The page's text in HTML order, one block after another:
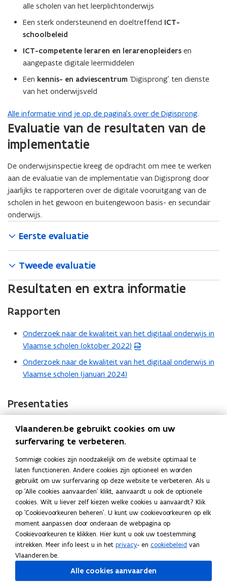
alle scholen van het leerplichtonderwijs
Een sterk ondersteunend en doeltreffend ICT-
schoolbeleid
ICT-competente leraren en lerarenopleiders en
aangepaste digitale leermiddelen
Een kennis- en adviescentrum ‘Digisprong’ ten dienste
van het onderwijsveld
Alle informatie vind je op de pagina’s over de Digisprong.
Evaluatie van de resultaten van de
implementatie
De onderwijsinspectie kreeg de opdracht om mee te werken
aan de evaluatie van de implementatie van Digisprong door
jaarlijks te rapporteren over de digitale vooruitgang van de
scholen in het gewoon en buitengewoon basis- en secundair
onderwijs.
Eerste evaluatie
Tweede evaluatie
Resultaten en extra informatie
Rapporten
Onderzoek naar de kwaliteit van het digitaal onderwijs in
Vlaamse scholen (oktober 2022)
(
P
D
F
s
a
n
d
o
p
e
n
n
n
Onderzoek naar de kwaliteit van het digitaal onderwijs in
Vlaamse scholen (januari 2024)
Presentaties
Presentatie rapport digitaal onderwijs (oktober 2022)
(
P
F
b
e
s
t
a
n
d
o
Beleidssamenvatting rapport digitaal onderwijs (oktober
2022)
(
D
F
b
e
s
t
n
Persberichten
Eerste VOI.CE-bevraging geeft brede inkijk in digitaal
onderwijs in Vlaanderen (oktober 2022)
(
D
F
b
s
Van inhaalbeweging naar duurzame verankering: scholen
boeken opnieuw vooruitgang op digitaal gebied, al blijven
er ook uitdagingen (maart 2024)
(
P
D
Vlaanderen.be gebruikt cookies om uw
surfervaring te verbeteren.
Sommige cookies zijn noodzakelijk om de website optimaal te
laten functioneren. Andere cookies zijn optioneel en worden
gebruikt om uw surfervaring op deze website te verbeteren. Als u
op 'Alle cookies aanvaarden' klikt, aanvaardt u ook de optionele
cookies. Wilt u liever zelf kiezen welke cookies u aanvaardt? Klik
op 'Cookievoorkeuren beheren'. U kunt uw cookievoorkeuren op elk
moment aanpassen door onderaan de webpagina op
Cookievoorkeuren te klikken. Hier kunt u ook uw toestemming
intrekken. Meer info leest u in het privacy- en cookiebeleid van
Vlaanderen.be.
Alle cookies aanvaarden